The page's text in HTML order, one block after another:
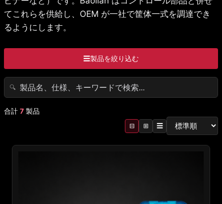
てこれらを供給し、OEM が一社で筐体一式を調達でき
るようにします。
☰製品を絞り込む
🔍
合計 7 製品
⊟ ⊞ ☰